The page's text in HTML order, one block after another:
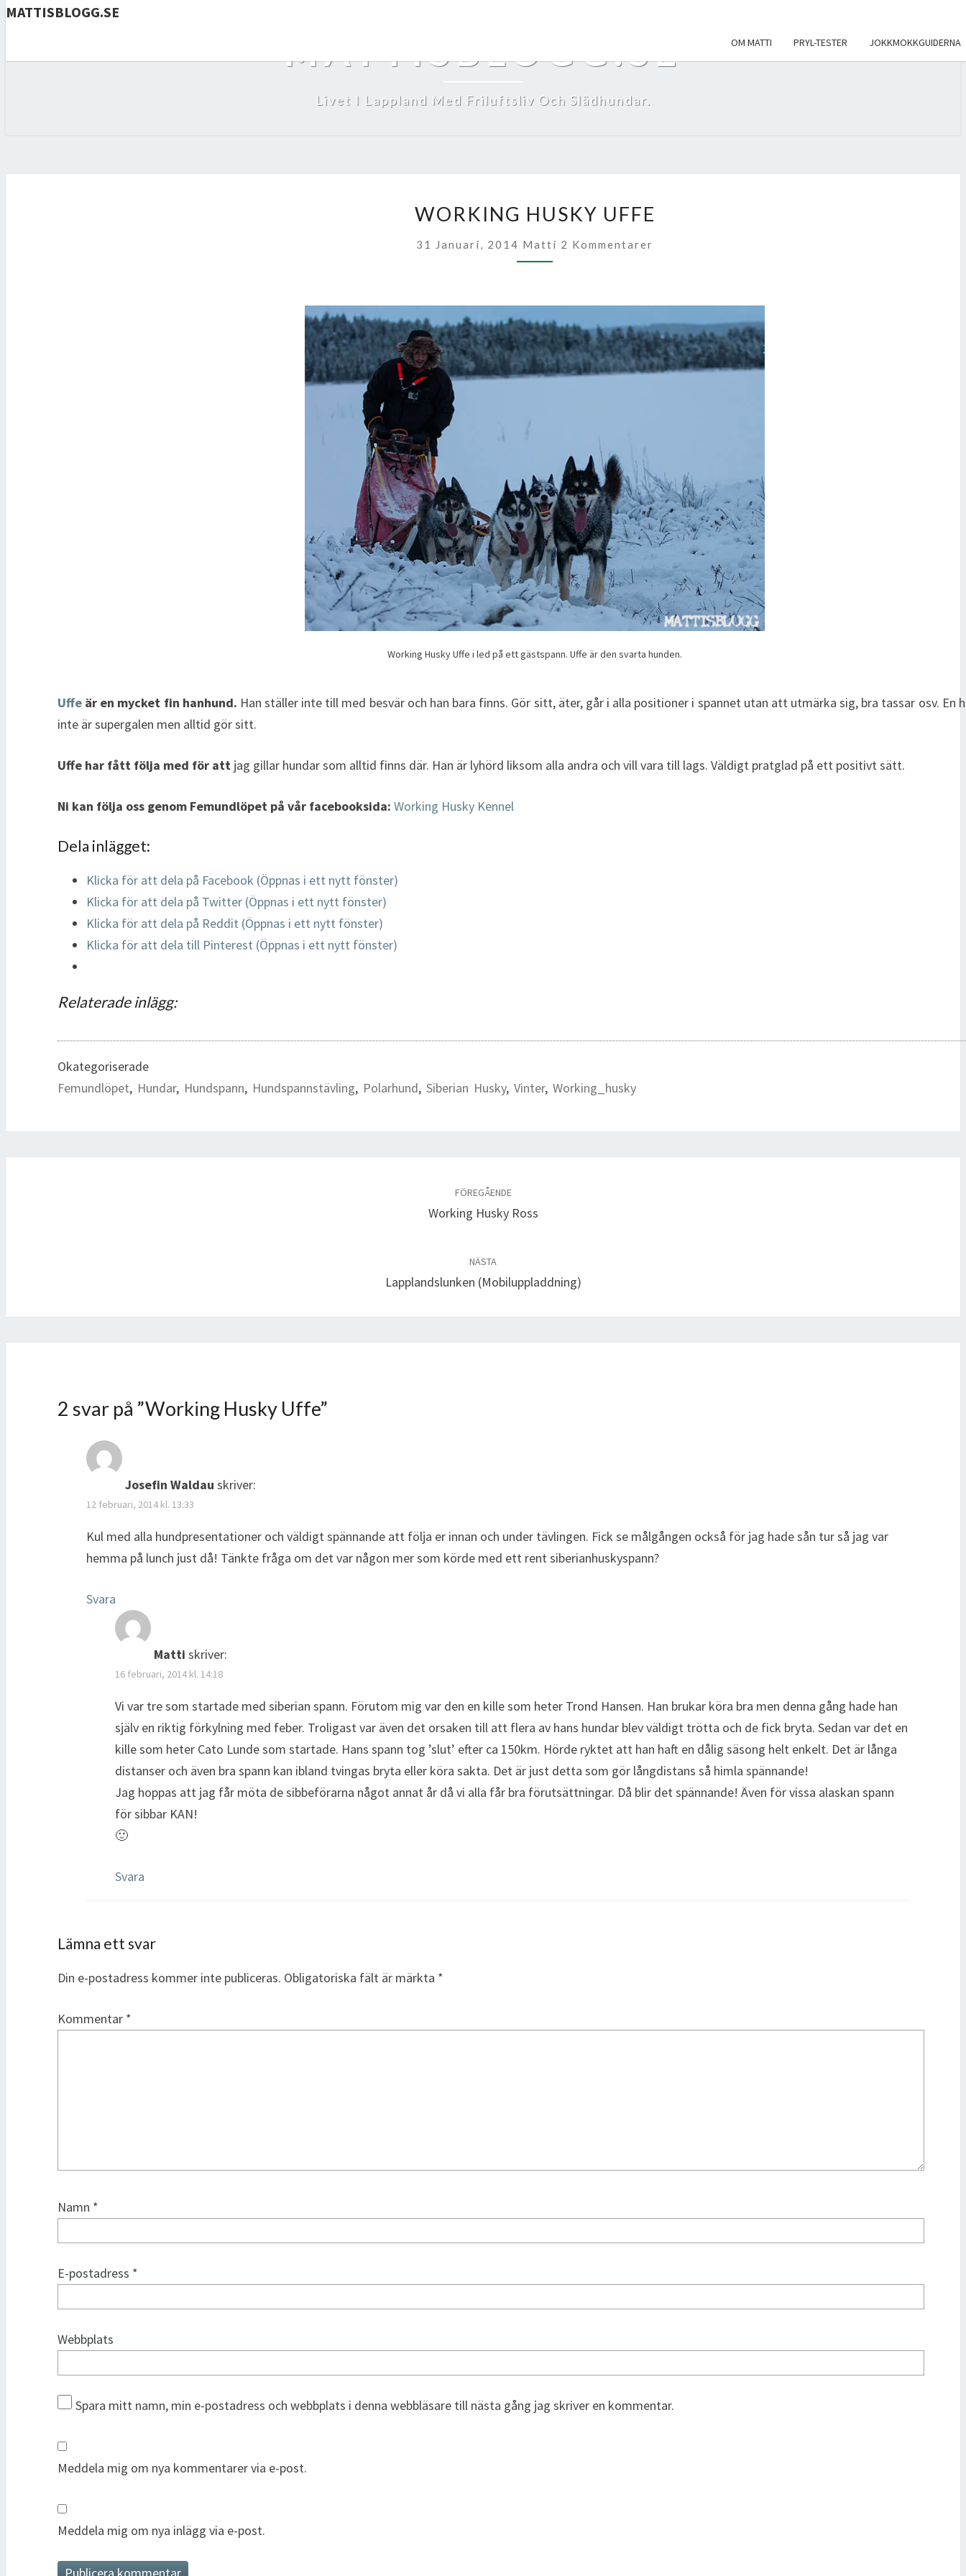
MATTISBLOGG.SE
OM MATTI PRYL-TESTER JOKKMOKKGUIDERNA
MATTISBLOGG.SE
Livet I Lappland Med Friluftsliv Och Slädhundar.
HUSKY
UFFE
WORKING HUSKY UFFE
31 Januari, 2014 Matti Kommentarer
2 Kommentarer
Working Husky Uffe i led på ett gästspann. Uffe är den svarta hunden.
Uffe är en mycket fin hanhund. Han ställer inte till med besvär och han bara finns. Gör sitt, äter, går i alla positioner i spannet utan att utmärka sig, bra tassar osv. En
inte är supergalen men alltid gör sitt.
Uffe har fått följa med för att jag gillar hundar som alltid finns där. Han är lyhörd liksom alla andra och vill vara till lags. Väldigt pratglad på ett positivt sätt.
Ni kan följa oss genom Femundlöpet på vår facebooksida: Working Husky Kennel
Dela inlägget:
Klicka för att dela på Facebook (Öppnas i ett nytt fönster)
Klicka för att dela på Twitter (Öppnas i ett nytt fönster)
Klicka för att dela på Reddit (Öppnas i ett nytt fönster)
Klicka för att dela till Pinterest (Öppnas i ett nytt fönster)
Relaterade inlägg:
Okategoriserade
Femundlöpet, Hundar, Hundspann, Hundspannstävling, Polarhund, Siberian Husky, Vinter, Working_husky
FÖREGÅENDE
Working Husky Ross
NÄSTA
Lapplandslunken (Mobiluppladdning)
2 svar på ”Working Husky Uffe”
Josefin Waldau skriver:
12 februari, 2014 kl. 13:33
Kul med alla hundpresentationer och väldigt spännande att följa er innan och under tävlingen. Fick se målgången också för jag hade sån tur så jag var
hemma på lunch just då! Tänkte fråga om det var någon mer som körde med ett rent siberianhuskyspann?
Svara
Matti skriver:
16 februari, 2014 kl. 14:18
Vi var tre som startade med siberian spann. Förutom mig var den en kille som heter Trond Hansen. Han brukar köra bra men denna gång hade han
själv en riktig förkylning med feber. Troligast var även det orsaken till att flera av hans hundar blev väldigt trötta och de fick bryta. Sedan var det en
kille som heter Cato Lunde som startade. Hans spann tog ’slut’ efter ca 150km. Hörde ryktet att han haft en dålig säsong helt enkelt. Det är långa
distanser och även bra spann kan ibland tvingas bryta eller köra sakta. Det är just detta som gör långdistans så himla spännande!
Jag hoppas att jag får möta de sibbeförarna något annat år då vi alla får bra förutsättningar. Då blir det spännande! Även för vissa alaskan spann
för sibbar KAN!
🙂
Svara
Lämna ett svar
Din e-postadress kommer inte publiceras. Obligatoriska fält är märkta *
Kommentar *
Namn *
E-postadress *
Webbplats
Spara mitt namn, min e-postadress och webbplats i denna webbläsare till nästa gång jag skriver en kommentar.
Meddela mig om nya kommentarer via e-post.
Meddela mig om nya inlägg via e-post.